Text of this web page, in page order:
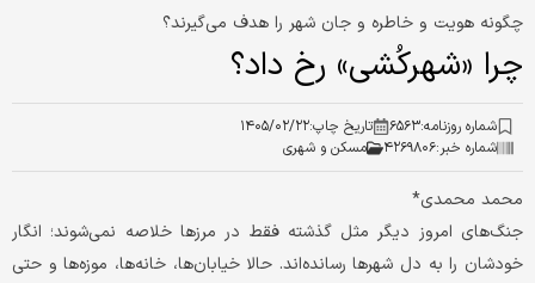
چگونه هویت و خاطره و جان شهر را هدف می‌گیرند؟
چرا «شهرکُشی» رخ داد؟
شماره روزنامه:۶۵۶۳ تاریخ چاپ:۱۴۰۵/۰۲/۲۲
شماره خبر:۴۲۶۹۸۰۶ مسکن و شهری
محمد محمدی*
جنگ‌های امروز دیگر مثل گذشته فقط در مرزها خلاصه نمی‌شوند؛ انگار
خودشان را به دل شهرها رسانده‌اند. حالا خیابان‌ها، خانه‌ها، موزه‌ها و حتی